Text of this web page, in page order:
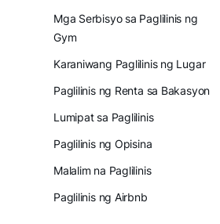
Mga Serbisyo sa Paglilinis ng
Gym
Karaniwang Paglilinis ng Lugar
Paglilinis ng Renta sa Bakasyon
Lumipat sa Paglilinis
Paglilinis ng Opisina
Malalim na Paglilinis
Paglilinis ng Airbnb